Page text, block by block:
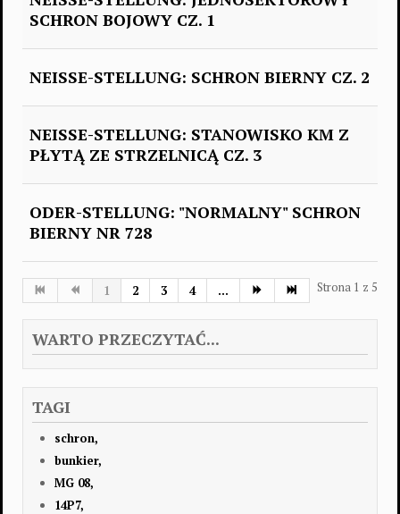
SCHRON BOJOWY CZ. 1
NEISSE-STELLUNG: SCHRON BIERNY CZ. 2
NEISSE-STELLUNG: STANOWISKO KM Z
PŁYTĄ ZE STRZELNICĄ CZ. 3
ODER-STELLUNG: "NORMALNY" SCHRON
BIERNY NR 728
Strona 1 z 5
1 2 3 4 ...
WARTO PRZECZYTAĆ...
TAGI
schron,
bunkier,
MG 08,
14P7,